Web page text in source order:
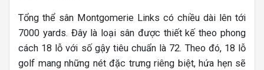
Tổng thể sân Montgomerie Links có chiều dài lên tới
7000 yards. Đây là loại sân được thiết kế theo phong
cách 18 lỗ với số gậy tiêu chuẩn là 72. Theo đó, 18 lỗ
golf mang những nét đặc trưng riêng biệt, hứa hẹn sẽ